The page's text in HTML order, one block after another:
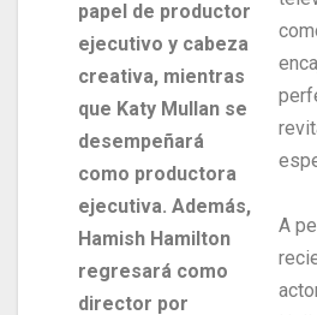
papel de productor
ejecutivo y cabeza
creativa, mientras
que Katy Mullan se
desempeñará
como productora
ejecutiva. Además,
Hamish Hamilton
regresará como
director por
A